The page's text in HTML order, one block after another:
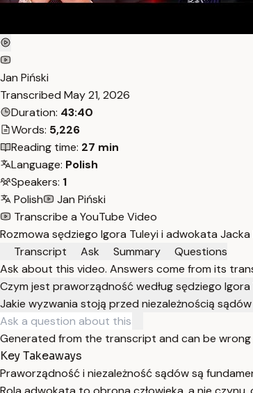
Jan Piński
Transcribed May 21, 2026
Duration: 43:40
Words: 5,226
Reading time: 27 min
Language: Polish
Speakers: 1
Polish
Jan Piński
Transcribe a YouTube Video
Rozmowa sędziego Igora Tuleyi i adwokata
Transcript
Ask Summary
Questions
Ask about this video. Answers come from its
Czym jest praworządność według sędziego Igora
Jakie wyzwania stoją przed niezależnością
Generated from the transcript and can be
Key Takeaways
Praworządność i niezależność sądów są